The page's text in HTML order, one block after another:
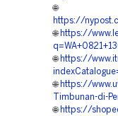
🌐
https://
🌐 https://
🌐 https://
🌐 https://
Timbunan-di-
🌐 https://